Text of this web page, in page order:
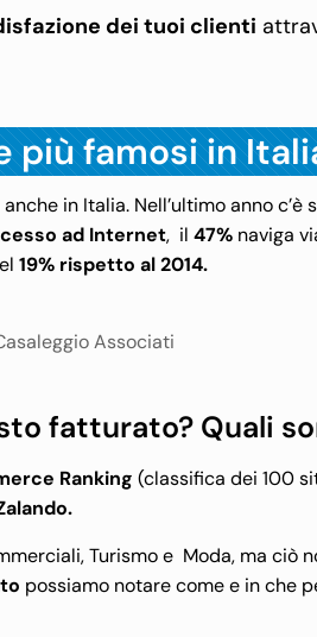
dei tuoi clienti
più famosi in
in Italia. Nell’ultimo anno c’è
ad Internet, il 47% naviga
19% rispetto al 2014.
fatturato? Quali
Ranking(classifica dei 100
Turismo e Moda, ma ciò
possiamo notare come e in che